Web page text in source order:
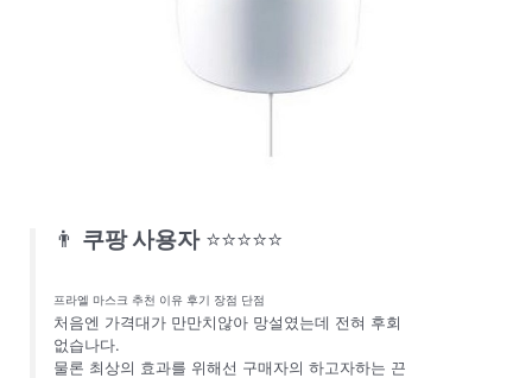
👨 쿠팡 사용자 ⭐⭐⭐⭐⭐
프라엘 마스크 추천 이유 후기 장점 단점
처음엔 가격대가 만만치않아 망설였는데 전혀 후회
없습나다.
물론 최상의 효과를 위해선 구매자의 하고자하는 끈